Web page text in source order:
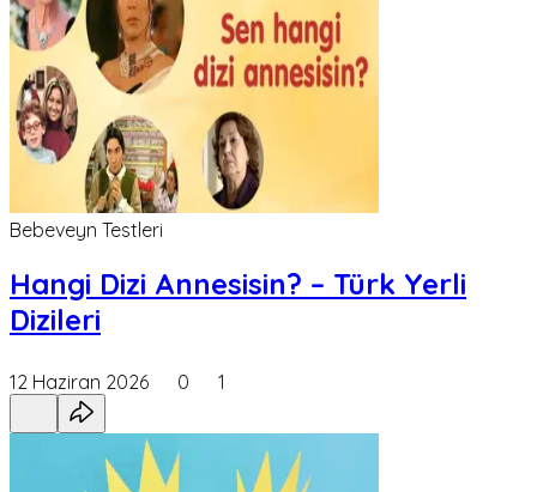
Bebeveyn Testleri
Hangi Dizi Annesisin? – Türk Yerli
Dizileri
12 Haziran 2026 0 1